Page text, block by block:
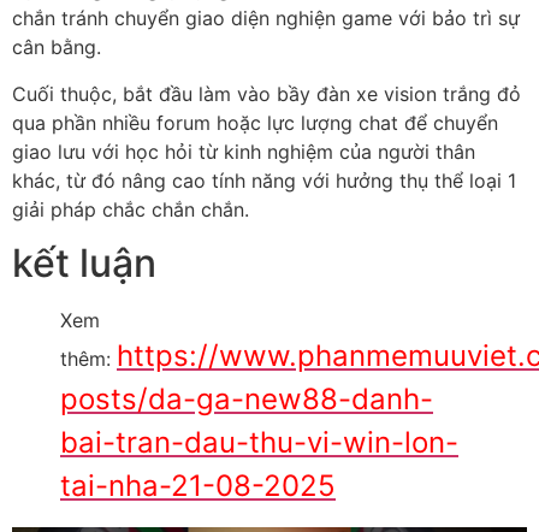
chắn tránh chuyển giao diện nghiện game với bảo trì sự
cân bằng.
Cuối thuộc, bắt đầu làm vào bầy đàn xe vision trắng đỏ
qua phần nhiều forum hoặc lực lượng chat để chuyển
giao lưu với học hỏi từ kinh nghiệm của người thân
khác, từ đó nâng cao tính năng với hưởng thụ thể loại 1
giải pháp chắc chắn chắn.
kết luận
Xem
thêm: https://
posts/da-ga-new88-danh-
bai-tran-dau-thu-vi-win-lon-
tai-nha-21-08-2025